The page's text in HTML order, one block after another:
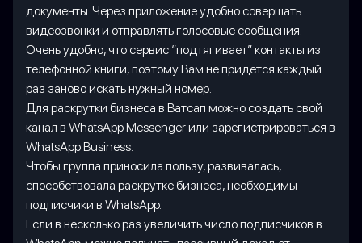
документы. Через приложение удобно совершать
видеозвонки и отправлять голосовые сообщения.
Очень удобно, что сервис “подтягивает” контакты из
телефонной книги, поэтому Вам не придется каждый
раз заново искать нужный номер.
Для раскрутки бизнеса в Ватсап можно создать свой
канал в WhatsApp Messenger или зарегистрироваться в
WhatsApp Business.
Чтобы группа приносила пользу, развивалась,
способствовала раскрутке бизнеса, необходимы
подписчики в WhatsApp.
Если в несколько раз увеличить число подписчиков в